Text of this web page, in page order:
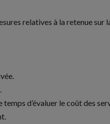
relatives à la retenue sur
d’évaluer le coût des